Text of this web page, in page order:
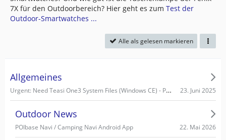
7X für den Outdoorbereich? Hier geht es zum Test der
Outdoor-Smartwatches ...
Alle als gelesen markieren
Allgemeines
Urgent: Need Teasi One3 System Files (Windows CE) - PC recognizes it as Mass Storage! 23. Juni 2025
Outdoor News
POIbase Navi / Camping Navi Android App 22. Mai 2026